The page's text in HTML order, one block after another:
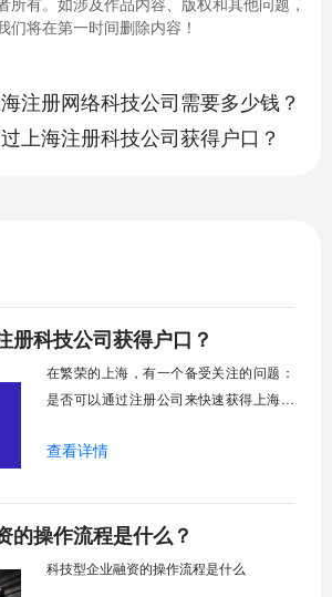
们将在第一时间删除内容！
注册网络科技公司需要多少钱？
上海注册科技公司获得户口？
册科技公司获得户口？
在繁荣的上海，有一个备受关注的问题：
是否可以通过注册公司来快速获得上海户
解释如何利用上海注册科技公司的方式来
公司并获得户口感兴趣，不妨继续阅读下
去。
查看详情
的操作流程是什么？
科技型企业融资的操作流程是什么